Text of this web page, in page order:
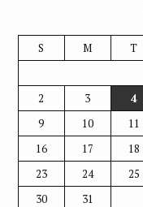
S M T
2
3 4
9
10 11
16
17 18
23
24 25
30
31